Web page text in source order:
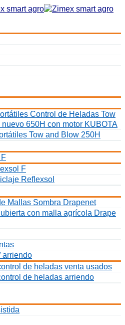
Control de Heladas Tow
nuevo 650H con motor KUBOTA
Tow and Blow 250H
F
Reflexsol
Mallas Sombra Drapenet
con malla agrícola Drape
arriendo
de heladas venta usados
de heladas arriendo